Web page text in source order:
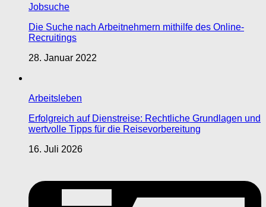
Jobsuche
Die Suche nach Arbeitnehmern mithilfe des Online-
Recruitings
28. Januar 2022
Arbeitsleben
Erfolgreich auf Dienstreise: Rechtliche Grundlagen und
wertvolle Tipps für die Reisevorbereitung
16. Juli 2026